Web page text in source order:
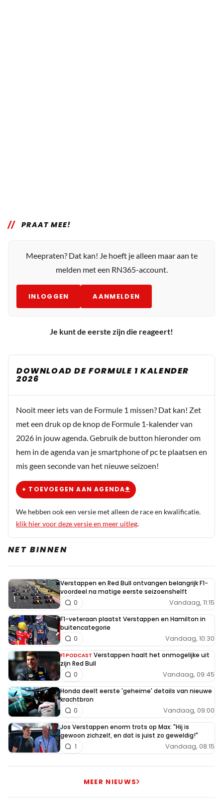
PRAAT MEE!
Meepraten? Dat kan! Je hoeft je alleen maar aan te
melden met een RN365-account.
INLOGGEN AANMELDEN
Je kunt de eerste zijn die reageert!
DOWNLOAD DE FORMULE 1 KALENDER
2026
Nooit meer iets van de Formule 1 missen? Dat kan! Zet
met een druk op de knop de Formule 1-kalender van
2026 in jouw agenda. Gebruik de button hieronder om
hem in de agenda van je smartphone of pc te plaatsen en
mis geen seconde van het nieuwe seizoen!
+ TOEVOEGEN AAN AGENDA
We hebben ook een versie met alleen de race en kwalificatie.
klik hier voor deze versie en meer uitleg.
NET BINNEN
Verstappen en Red Bull ontvangen belangrijk F1-
voordeel na matige eerste seizoenshelft
Vandaag, 11:15
0
F1-veteraan plaatst Verstappen en Hamilton in
buitencategorie
Vandaag, 10:30
0
F1 PODCAST Verstappen haalt het onmogelijke uit
zijn Red Bull
Vandaag, 09:45
0
Honda deelt eerste 'geheime' details van nieuwe
krachtbron
Vandaag, 09:00
0
Jos Verstappen enorm trots op Max: "Hij is
gewoon zichzelf, en dat is juist zo geweldig!"
Vandaag, 08:15
1
MEER NIEUWS